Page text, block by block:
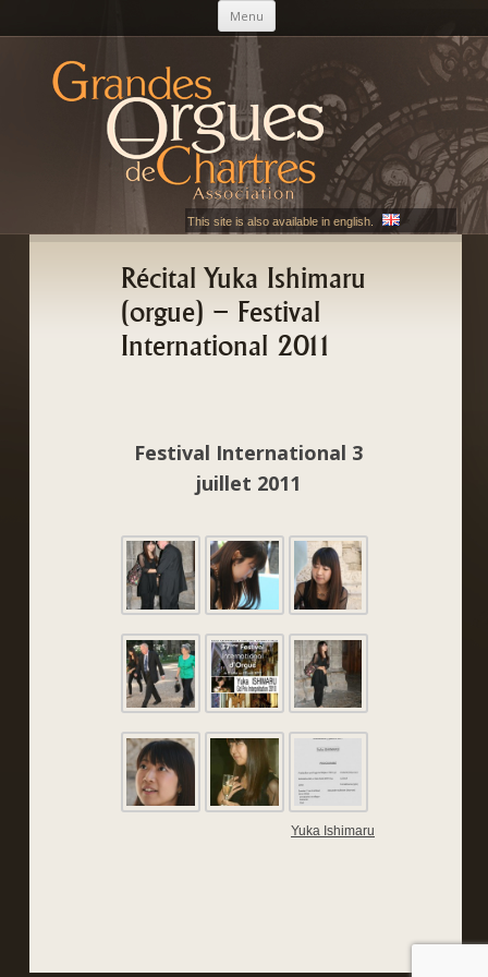
Menu Aller au contenu principal
AGOC
Les Grandes Orgues de Chartres
This site is also available in english.
Récital Yuka Ishimaru
(orgue) – Festival
International 2011
Festival International 3
juillet 2011
Yuka Ishimaru